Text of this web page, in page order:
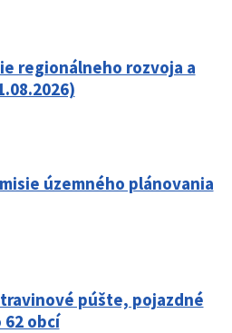
regionálneho rozvoja a
územného plánovania
púšte, pojazdné
obcí